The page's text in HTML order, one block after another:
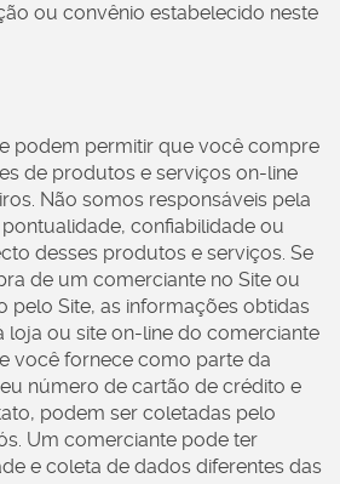
ou convênio estabelecido neste
podem permitir que você compre
de produtos e serviços on-line
Não somos responsáveis pela
confiabilidade ou
desses produtos e serviços. Se
de um comerciante no Site ou
pelo Site, as informações obtidas
loja ou site on-line do comerciante
você fornece como parte da
número de cartão de crédito e
podem ser coletadas pelo
Um comerciante pode ter
e coleta de dados diferentes das